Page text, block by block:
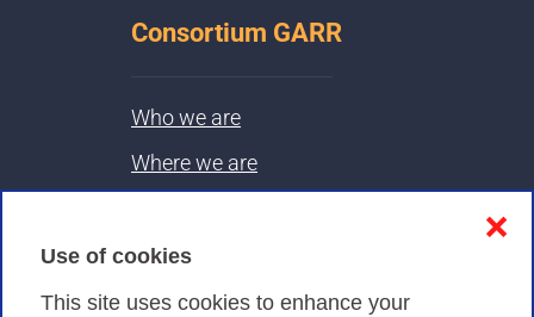
Use of cookies
This site uses cookies to enhance your
❌
Consortium GARR
Who we are
Where we are
Privacy